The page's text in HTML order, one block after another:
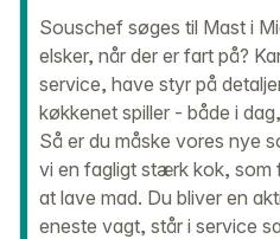
Souschef søges til Mast i
elsker, når der er fart på?
service, have styr på
køkkenet spiller - både i
Så er du måske vores nye
vi en fagligt stærk kok, som
at lave mad. Du bliver en
eneste vagt, står i service